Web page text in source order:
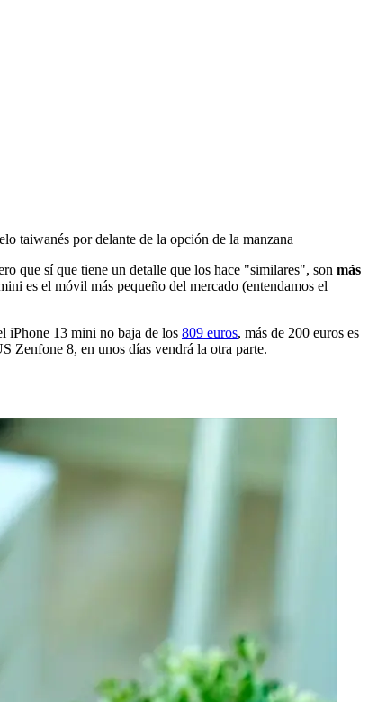
taiwanés por delante de la opción de la manzana
que sí que tiene un detalle que los hace "similares", son más
es el móvil más pequeño del mercado (entendamos el
iPhone 13 mini no baja de los 809 euros, más de 200 euros es
Zenfone 8, en unos días vendrá la otra parte.